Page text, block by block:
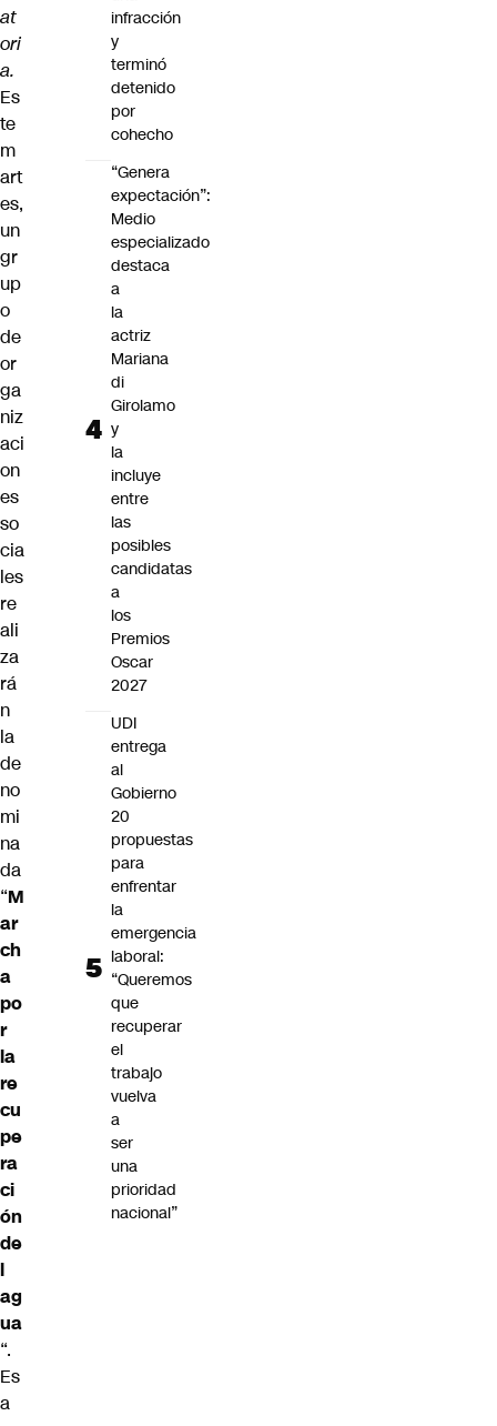
at
ori
a.
Es
te
m
art
es,
un
gr
up
o
de
or
ga
niz
aci
on
es
so
cia
les
re
ali
za
rá
n
la
de
no
mi
na
da
“M
ar
ch
a
po
r
la
re
cu
pe
ra
ci
ón
de
l
ag
ua
“.
Es
a
infracción
y
terminó
detenido
por
cohecho
“Genera
expectación”:
Medio
especializado
destaca
a
la
actriz
Mariana
di
Girolamo
y
la
incluye
entre
las
posibles
candidatas
a
los
Premios
Oscar
2027
UDI
entrega
al
Gobierno
20
propuestas
para
enfrentar
la
emergencia
laboral:
“Queremos
que
recuperar
el
trabajo
vuelva
a
ser
una
prioridad
nacional”